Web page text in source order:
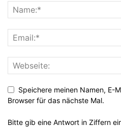
Speichere meinen Namen, E-
Browser für das nächste Mal.
Bitte gib eine Antwort in Ziffern